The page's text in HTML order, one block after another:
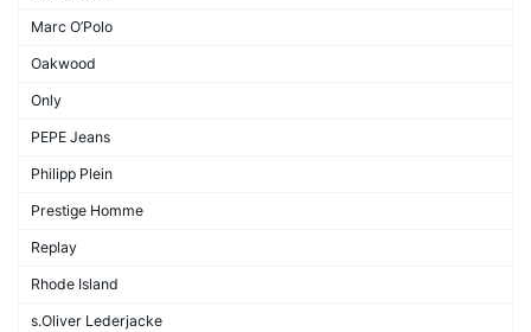
Marc O’Polo
Oakwood
Only
PEPE Jeans
Philipp Plein
Prestige Homme
Replay
Rhode Island
s.Oliver Lederjacke